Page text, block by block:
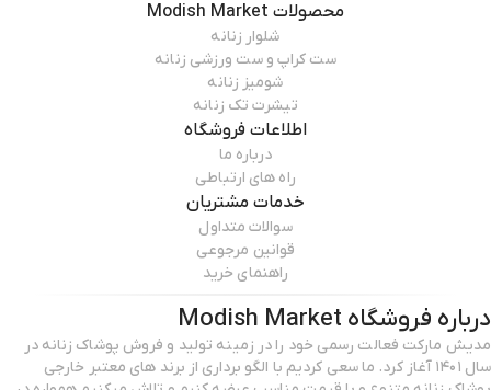
محصولات Modish Market
شلوار زنانه
ست کراپ و ست ورزشی زنانه
شومیز زنانه
تیشرت تک زنانه
اطلاعات فروشگاه
درباره ما
راه های ارتباطی
خدمات مشتریان
سوالات متداول
قوانین مرجوعی
راهنمای خرید
درباره فروشگاه Modish Market
مدیش مارکت فعالت رسمی خود را در زمینه تولید و فروش پوشاک زنانه در
سال ۱۴۰۱ آغاز کرد. ما سعی کردیم با الگو برداری از برند های معتبر خارجی